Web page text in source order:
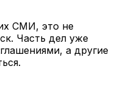
СМИ, это не
Часть дел уже
а другие